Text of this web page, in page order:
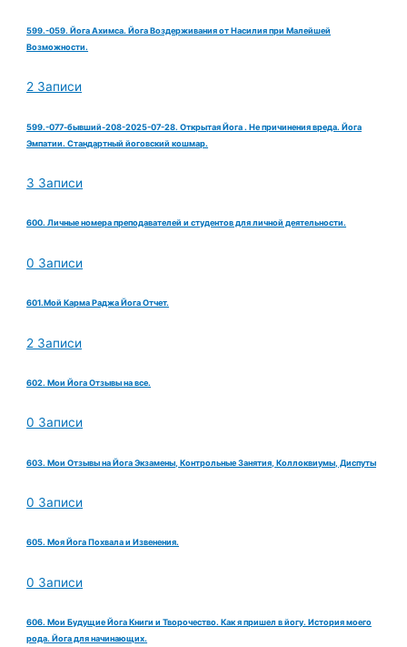
599.-059. Йога Ахимса. Йога Воздерживания от Насилия при Малейшей
Возможности.
2 Записи
599.-077-бывший-208-2025-07-28. Открытая Йога . Не причинения вреда. Йога
Эмпатии. Стандартный йоговский кошмар.
3 Записи
600. Личные номера преподавателей и студентов для личной деятельности.
0 Записи
601.Мой Карма Раджа Йога Отчет.
2 Записи
602. Мои Йога Отзывы на все.
0 Записи
603. Мои Отзывы на Йога Экзамены, Контрольные Занятия, Коллоквиумы, Диспуты
0 Записи
605. Моя Йога Похвала и Извенения.
0 Записи
606. Мои Будущие Йога Книги и Творочество. Как я пришел в йогу. История моего
рода. Йога для начинающих.